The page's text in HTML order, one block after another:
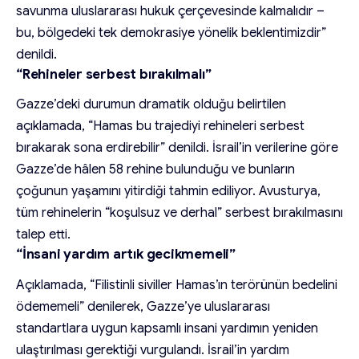
savunma uluslararası hukuk çerçevesinde kalmalıdır –
bu, bölgedeki tek demokrasiye yönelik beklentimizdir”
denildi.
“Rehineler serbest bırakılmalı”
Gazze’deki durumun dramatik olduğu belirtilen
açıklamada, “Hamas bu trajediyi rehineleri serbest
bırakarak sona erdirebilir” denildi. İsrail’in verilerine göre
Gazze’de hâlen 58 rehine bulunduğu ve bunların
çoğunun yaşamını yitirdiği tahmin ediliyor. Avusturya,
tüm rehinelerin “koşulsuz ve derhal” serbest bırakılmasını
talep etti.
“İnsani yardım artık gecikmemeli”
Açıklamada, “Filistinli siviller Hamas’ın terörünün bedelini
ödememeli” denilerek, Gazze’ye uluslararası
standartlara uygun kapsamlı insani yardımın yeniden
ulaştırılması gerektiği vurgulandı. İsrail’in yardım